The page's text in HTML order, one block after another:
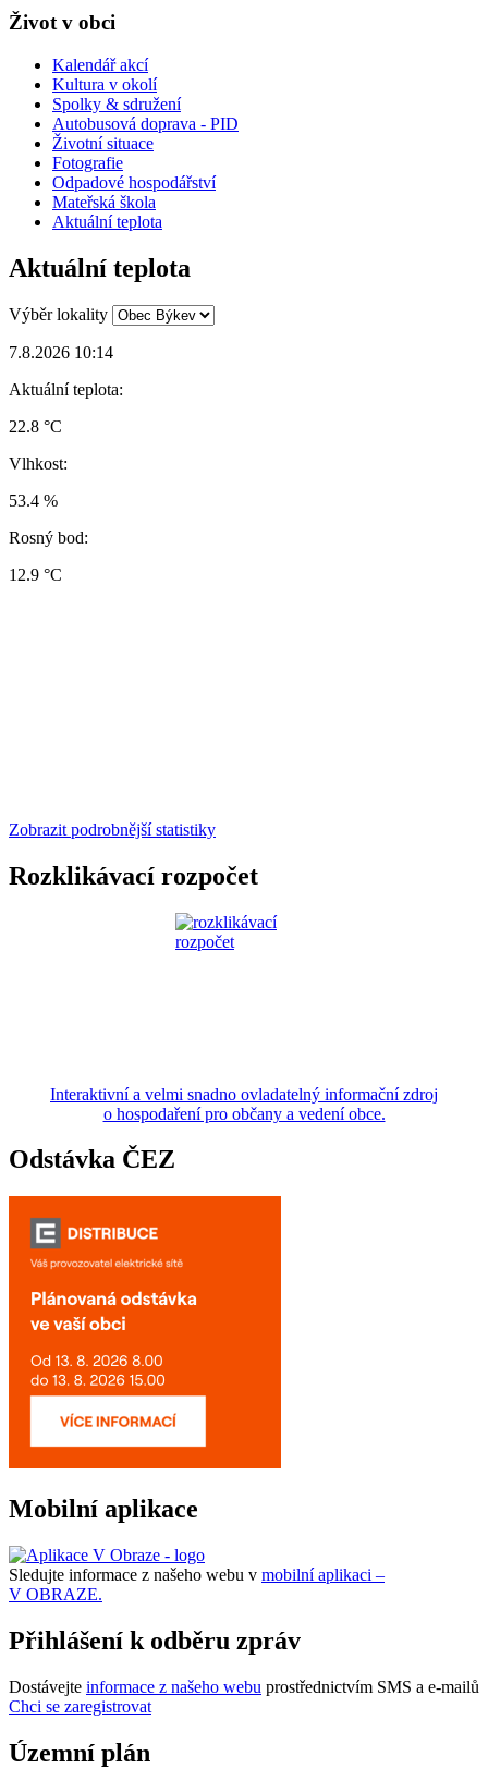
Život v obci
Kalendář akcí
Kultura v okolí
Spolky & sdružení
Autobusová doprava - PID
Životní situace
Fotografie
Odpadové hospodářství
Mateřská škola
Aktuální teplota
Aktuální teplota
Výběr lokality
7.8.2026 10:14
Aktuální teplota:
22.8 °C
Vlhkost:
53.4 %
Rosný bod:
12.9 °C
Zobrazit podrobnější statistiky
Rozklikávací rozpočet
Interaktivní a velmi snadno ovladatelný informační zdroj
o hospodaření pro občany a vedení obce.
Odstávka ČEZ
Mobilní aplikace
Sledujte informace z našeho webu v mobilní aplikaci –
V OBRAZE.
Přihlášení k odběru zpráv
Dostávejte informace z našeho webu prostřednictvím SMS a e-mailů
Chci se zaregistrovat
Územní plán